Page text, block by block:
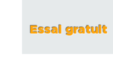
Essai gratuit